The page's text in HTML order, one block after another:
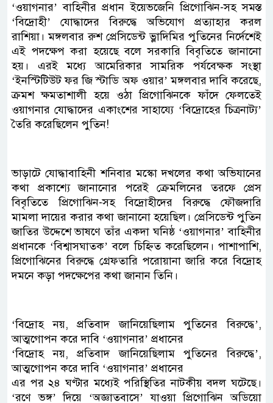
‘ওয়াগনার’ বাহিনীর প্রধান ইয়েভজেনি প্রিগোঝিন-সহ সমস্ত
‘বিদ্রোহী’ যোদ্ধাদের বিরুদ্ধে অভিযোগ প্রত্যাহার করল
রাশিয়া। মঙ্গলবার রুশ প্রেসিডেন্ট ভ্লাদিমির পুতিনের নির্দেশেই
এই পদক্ষেপ করা হয়েছে বলে সরকারি বিবৃতিতে জানানো
হয়। এরই মধ্যে আমেরিকার সামরিক পর্যবেক্ষক সংস্থা
‘ইনস্টিটিউট ফর জি স্টাডি অফ ওয়ার’ মঙ্গলবার দাবি করেছে,
ক্রমশ ক্ষমতাশালী হয়ে ওঠা প্রিগোঝিনকে ফাঁদে ফেলতেই
ওয়াগনার যোদ্ধাদের একাংশের সাহায্যে ‘বিদ্রোহের চিত্রনাট্য’
তৈরি করেছিলেন পুতিন!
ভাড়াটে যোদ্ধাবাহিনী শনিবার মস্কো দখলের কথা অভিযানের
কথা প্রকাশ্যে জানানোর পরেই ক্রেমলিনের তরফে প্রেস
বিবৃতিতে প্রিগোঝিন-সহ বিদ্রোহীদের বিরুদ্ধে ফৌজদারি
মামলা দায়ের করার কথা জানানো হয়েছিল। প্রেসিডেন্ট পুতিন
জাতির উদ্দেশে ভাষণে তাঁর একদা ঘনিষ্ঠ ‘ওয়াগনার’ বাহিনীর
প্রধানকে ‘বিশ্বাসঘাতক’ বলে চিহ্নিত করেছিলেন। পাশাপাশি,
প্রিগোঝিনের বিরুদ্ধে গ্রেফতারি পরোয়ানা জারি করে বিদ্রোহ
দমনে কড়া পদক্ষেপের কথা জানান তিনি।
‘বিদ্রোহ নয়, প্রতিবাদ জানিয়েছিলাম পুতিনের বিরুদ্ধে’,
আত্মগোপন করে দাবি ‘ওয়াগনার’ প্রধানের
‘বিদ্রোহ নয়, প্রতিবাদ জানিয়েছিলাম পুতিনের বিরুদ্ধে’,
আত্মগোপন করে দাবি ‘ওয়াগনার’ প্রধানের
এর পর ২৪ ঘণ্টার মধ্যেই পরিস্থিতির নাটকীয় বদল ঘটেছে।
‘রণে ভঙ্গ’ দিয়ে ‘অজ্ঞাতবাসে’ যাওয়া প্রিগোঝিন অডিয়ো